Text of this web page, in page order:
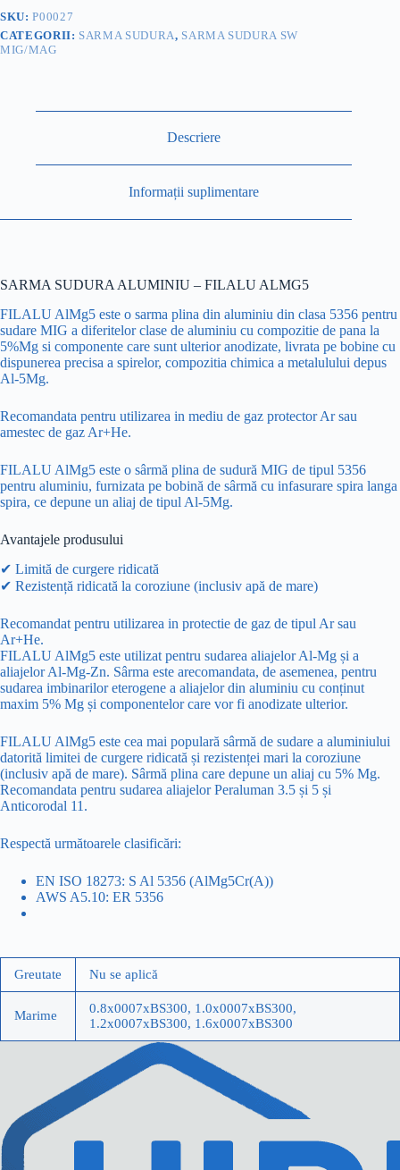
SKU:P00027
CATEGORII: SARMA SUDURA, SARMA SUDURA SW
MIG/MAG
Descriere
Informații suplimentare
SARMA SUDURA ALUMINIU – FILALU ALMG5
FILALU AlMg5 este o sarma plina din aluminiu din clasa 5356 pentru
sudare MIG a diferitelor clase de aluminiu cu compozitie de pana la
5%Mg si componente care sunt ulterior anodizate, livrata pe bobine cu
dispunerea precisa a spirelor, compozitia chimica a metalulului depus
Al-5Mg.
Recomandata pentru utilizarea in mediu de gaz protector Ar sau
amestec de gaz Ar+He.
FILALU AlMg5 este o sârmă plina de sudură MIG de tipul 5356
pentru aluminiu, furnizata pe bobină de sârmă cu infasurare spira langa
spira, ce depune un aliaj de tipul Al-5Mg.
Avantajele produsului
✔ Limită de curgere ridicată
✔ Rezistență ridicată la coroziune (inclusiv apă de mare)
Recomandat pentru utilizarea in protectie de gaz de tipul Ar sau
Ar+He.
FILALU AlMg5 este utilizat pentru sudarea aliajelor Al-Mg și a
aliajelor Al-Mg-Zn. Sârma este arecomandata, de asemenea, pentru
sudarea imbinarilor eterogene a aliajelor din aluminiu cu conținut
maxim 5% Mg și componentelor care vor fi anodizate ulterior.
FILALU AlMg5 este cea mai populară sârmă de sudare a aluminiului
datorită limitei de curgere ridicată și rezistenței mari la coroziune
(inclusiv apă de mare). Sârmă plina care depune un aliaj cu 5% Mg.
Recomandata pentru sudarea aliajelor Peraluman 3.5 și 5 și
Anticorodal 11.
Respectă următoarele clasificări:
EN ISO 18273: S Al 5356 (AlMg5Cr(A))
AWS A5.10: ER 5356
Greutate Nu se aplică
Marime
0.8x0007xBS300, 1.0x0007xBS300,
1.2x0007xBS300, 1.6x0007xBS300